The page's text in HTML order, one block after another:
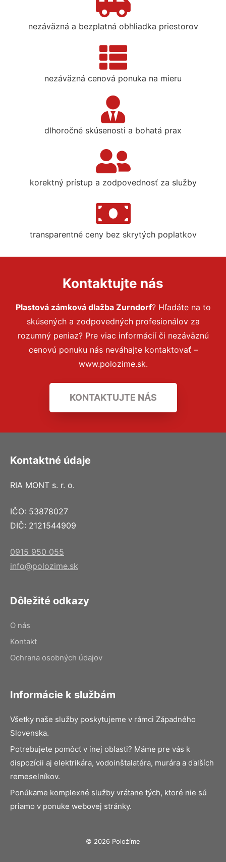
nezáväzná a bezplatná obhliadka priestorov
nezáväzná cenová ponuka na mieru
dlhoročné skúsenosti a bohatá prax
korektný prístup a zodpovednosť za služby
transparentné ceny bez skrytých poplatkov
Kontaktujte nás
Plastová zámková dlažba Zurndorf? Hľadáte na to
skúsených a zodpovedných profesionálov za
rozumný peniaz? Pre viac informácií či nezáväznú
cenovú ponuku nás neváhajte kontaktovať –
www.polozime.sk.
KONTAKTUJTE NÁS
Kontaktné údaje
RIA MONT s. r. o.
IČO: 53878027
DIČ: 2121544909
0915 950 055
info@polozime.sk
Dôležité odkazy
O nás
Kontakt
Ochrana osobných údajov
Informácie k službám
Všetky naše služby poskytujeme v rámci Západného
Slovenska.
Potrebujete pomôcť v inej oblasti? Máme pre vás k
dispozícii aj elektrikára, vodoinštalatéra, murára a ďalších
remeselníkov.
Ponúkame komplexné služby vrátane tých, ktoré nie sú
priamo v ponuke webovej stránky.
© 2026 Položíme